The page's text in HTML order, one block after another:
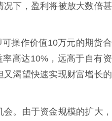
下，盈利将被放大数倍甚
操作价值10万元的期货合
高达10%，远高于自有资
渴望快速实现财富增长的
。由于资金规模的扩大，